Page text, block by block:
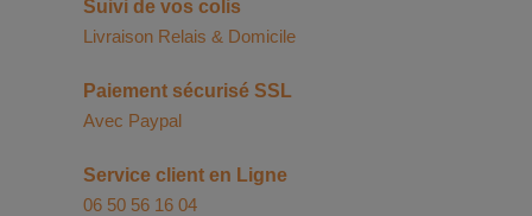
Suivi de vos colis
Livraison Relais & Domicile
Paiement sécurisé SSL
Avec Paypal
Service client en Ligne
06 50 56 16 04